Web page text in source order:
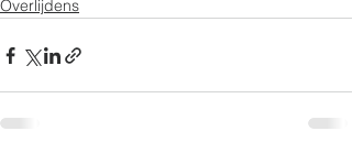
Overlijdens